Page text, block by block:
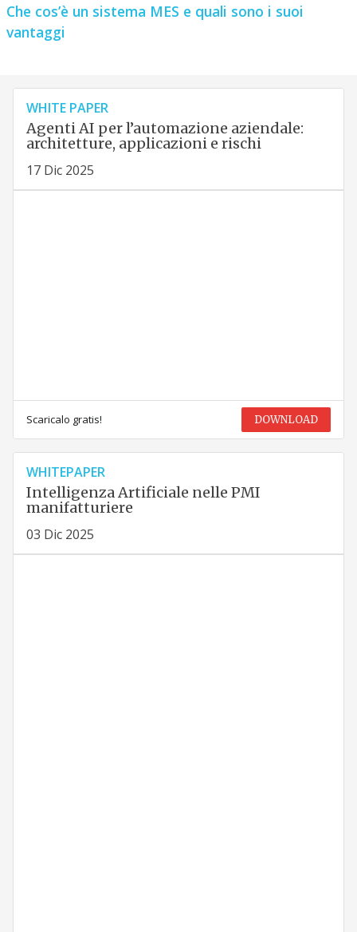
Che cos’è un sistema MES e quali sono i suoi
vantaggi
WHITE PAPER
Agenti AI per l’automazione aziendale:
architetture, applicazioni e rischi
17 Dic 2025
Scaricalo gratis! DOWNLOAD
WHITEPAPER
Intelligenza Artificiale nelle PMI
manifatturiere
03 Dic 2025